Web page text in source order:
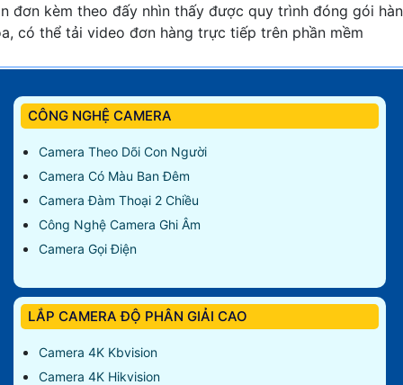
đơn kèm theo đấy nhìn thấy được quy trình đóng gói
có thể tải video đơn hàng trực tiếp trên phần mềm
CÔNG NGHỆ CAMERA
Camera Theo Dõi Con Người
Camera Có Màu Ban Đêm
Camera Đàm Thoại 2 Chiều
Công Nghệ Camera Ghi Âm
Camera Gọi Điện
LẮP CAMERA ĐỘ PHÂN GIẢI CAO
Camera 4K Kbvision
Camera 4K Hikvision